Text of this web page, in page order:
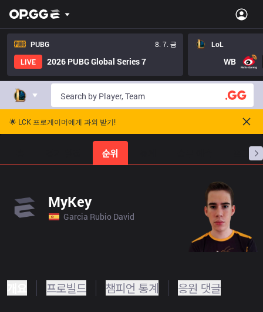
PUBG
8. 7. 금
LIVE
2026 PUBG Global Series 7
LoL
WB
🌟 LCK 프로게이머에게 과외 받기!
순위 프로빌
MyKey
Garcia Rubio David
프로빌드 챔피언 통계 응원 댓글